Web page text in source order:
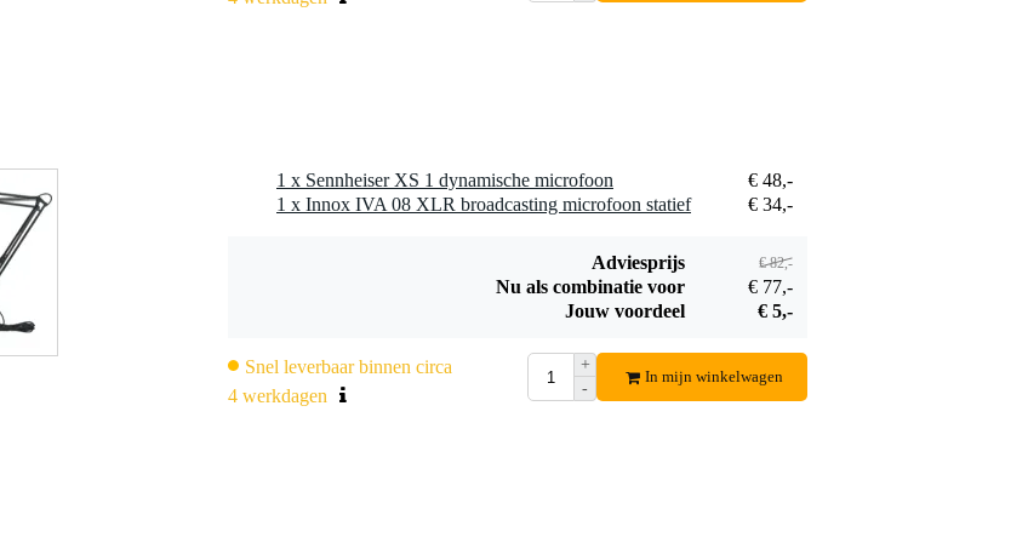
Devine PRO 4000
1 x Sennheiser XS 1 dynamische microfoon
€ 48,-
1 x Innox IVA 08 XLR broadcasting microfoon statief
€ 34,-
Adviesprijs € 82,-
Nu als combinatie voor
€ 77,-
Jouw voordeel
€ 5,-
Snel leverbaar binnen circa
4 werkdagen
+
-
In mijn winkelwagen